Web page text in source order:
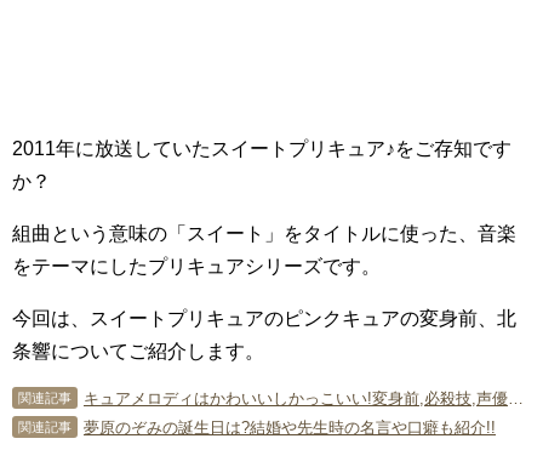
2011年に放送していたスイートプリキュア♪をご存知です
か？
組曲という意味の「スイート」をタイトルに使った、音楽
をテーマにしたプリキュアシリーズです。
今回は、スイートプリキュアのピンクキュアの変身前、北
条響についてご紹介します。
関連記事 キュアメロディはかわいいしかっこいい!変身前,必殺技,声優も紹介!
関連記事 夢原のぞみの誕生日は?結婚や先生時の名言や口癖も紹介!!